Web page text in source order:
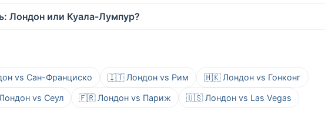
Лондон или Куала-Лумпур?
vs Сан-Франциско 🇮🇹 Лондон vs Рим 🇭🇰 Лондон vs Гонконг
vs Сеул 🇫🇷 Лондон vs Париж 🇺🇸 Лондон vs Las Vegas